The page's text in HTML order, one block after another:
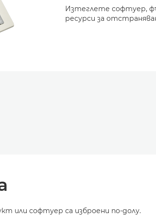
Изтеглете софтуер,
ресурси за
или софтуер са изброени по-долу.